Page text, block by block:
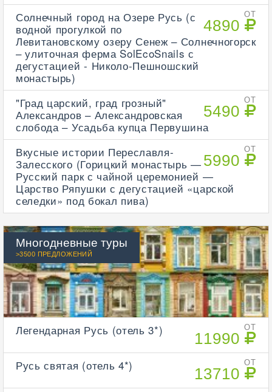
ОТ
4890
Солнечный город на Озере Русь (с
водной прогулкой по
Левитановскому озеру Сенеж – Солнечногорск
– улиточная ферма SolEcoSnails с
дегустацией - Николо-Пешношский
монастырь)
ОТ
5490
"Град царский, град грозный"
Александров – Александровская
слобода – Усадьба купца Первушина
ОТ
5990
Вкусные истории Переславля-
Залесского (Горицкий монастырь —
Русский парк с чайной церемонией —
Царство Ряпушки с дегустацией «царской
селедки» под бокал пива)
Многодневные туры
>3500 ПРЕДЛОЖЕНИЙ
ОТ
11990
Легендарная Русь (отель 3*)
ОТ
13710
Русь святая (отель 4*)